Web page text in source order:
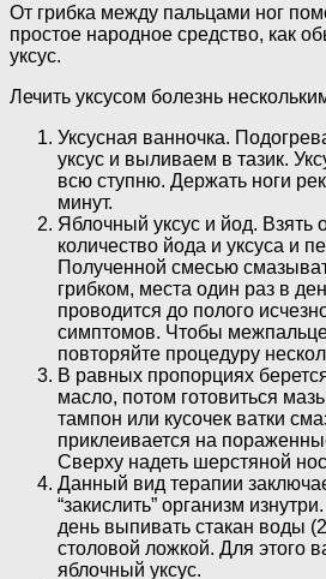
От грибка между пальцами ног
простое народное средство, как
уксус.
Лечить уксусом болезнь
Уксусная ванночка.
уксус и выливаем в тазик.
всю ступню. Держать ноги
минут.
Яблочный уксус и йод. Взять
количество йода и уксуса и
Полученной смесью
грибком, места один раз в
проводится до полого
симптомов. Чтобы
повторяйте процедуру
В равных пропорциях
масло, потом готовиться
тампон или кусочек ватки
приклеивается на
Сверху надеть шерстяной
Данный вид терапии
“закислить” организм
день выпивать стакан воды
столовой ложкой. Для этого
яблочный уксус.